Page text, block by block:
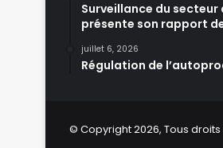
Surveillance du secteur
présente son rapport
juillet 6, 2026
Régulation de
© Copyright 2026, Tous